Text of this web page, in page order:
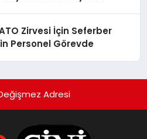
Zirvesi İçin Seferber
Personel Görevde
Adresi